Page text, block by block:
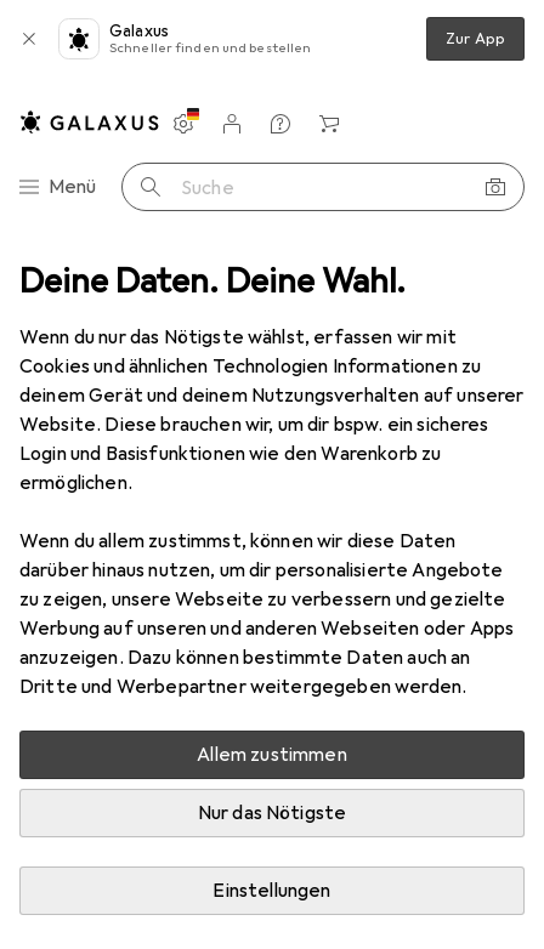
Deine Daten. Deine Wahl.
Wenn du nur das Nötigste wählst, erfassen wir mit
Cookies und ähnlichen Technologien Informationen zu
deinem Gerät und deinem Nutzungsverhalten auf unserer
Website. Diese brauchen wir, um dir bspw. ein sicheres
Login und Basisfunktionen wie den Warenkorb zu
ermöglichen.
Wenn du allem zustimmst, können wir diese Daten
darüber hinaus nutzen, um dir personalisierte Angebote
zu zeigen, unsere Webseite zu verbessern und gezielte
Werbung auf unseren und anderen Webseiten oder Apps
anzuzeigen. Dazu können bestimmte Daten auch an
Dritte und Werbepartner weitergegeben werden.
Allem zustimmen
Nur das Nötigste
Einstellungen
Galaxus
Schneller finden und bestellen Zur App
Navigation nach Kategorien
Menü Suche
Einstellungen
Kundenkonto
Vergleichslisten
Merklisten
Warenkorb
Geräte Schutzfolie Dipos Displayschutzfolie Antireflex
5 Bilder
DiposDisplayschutzfolie Antireflex
EUR
3,99
107
Bewertungen
Mehr als 10 Stück an Lager beim Drittanbieter
Lieferort angeben für genaue Lieferzeit
In den Warenkorb